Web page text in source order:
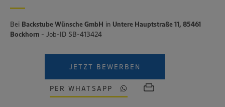
Bei Backstube Wünsche GmbH in Untere Hauptstraße 11, 85461
Bockhorn - Job-ID SB-413424
JETZT BEWERBEN
PER WHATSAPP